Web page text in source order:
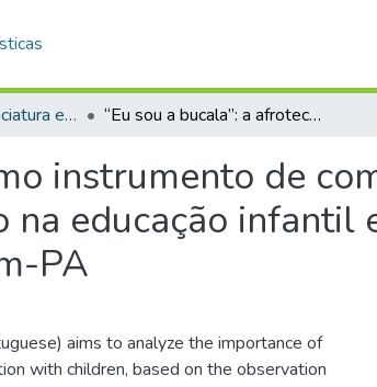
ICED - TCC - Licenciatura em Pedagogia “Eu sou a bucala”: a afroteca Sankofa como instrumento de combate ao racismo, ao preconceito e a discriminação na educação infantil e no Cemei Antônia Corrêa e Sousa - Santarém-PA
instrumento de
na educação infantil
PA
aims to analyze the importance of
with children, based on the observation